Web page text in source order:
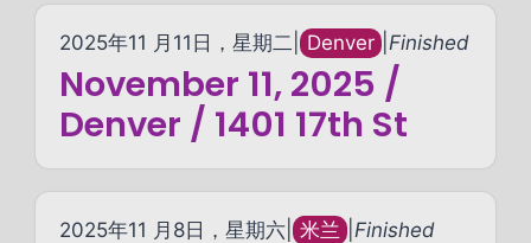
2025年11 月11日，星期二 Denver Finished
November 11, 2025 /
Denver / 1401 17th St
2025年11 月8日，星期六 米兰 Finished